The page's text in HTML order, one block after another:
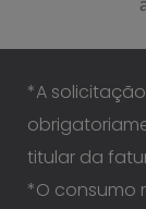
*A
titular da
*O consumo